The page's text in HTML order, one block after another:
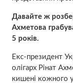
Давайте ж
Ахметова
5 років.
Екс-президент
олігарх Рінат
кишені кожного